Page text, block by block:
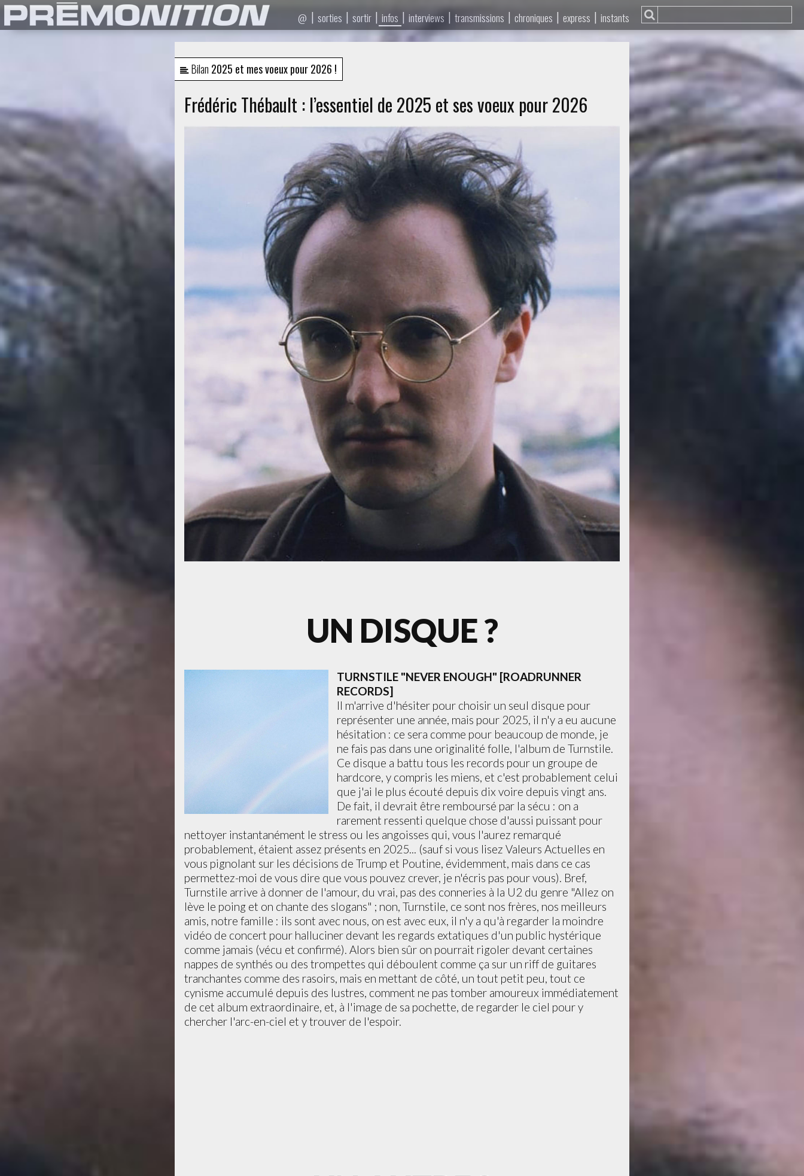
| sorties | sortir | infos | interviews | transmissions | chroniques | express | instants
@
Bilan 2025 et mes voeux pour 2026 !
Frédéric Thébault : l’essentiel de 2025 et ses voeux pour 2026
UN DISQUE ?
TURNSTILE "NEVER ENOUGH" [ROADRUNNER
RECORDS]
Il m'arrive d'hésiter pour choisir un seul disque pour
représenter une année, mais pour 2025, il n'y a eu aucune
hésitation : ce sera comme pour beaucoup de monde, je
ne fais pas dans une originalité folle, l'album de Turnstile.
Ce disque a battu tous les records pour un groupe de
hardcore, y compris les miens, et c'est probablement celui
que j'ai le plus écouté depuis dix voire depuis vingt ans.
De fait, il devrait être remboursé par la sécu : on a
rarement ressenti quelque chose d'aussi puissant pour
nettoyer instantanément le stress ou les angoisses qui, vous l'aurez remarqué
probablement, étaient assez présents en 2025... (sauf si vous lisez Valeurs Actuelles en
vous pignolant sur les décisions de Trump et Poutine, évidemment, mais dans ce cas
permettez-moi de vous dire que vous pouvez crever, je n'écris pas pour vous). Bref,
Turnstile arrive à donner de l'amour, du vrai, pas des conneries à la U2 du genre "Allez on
lève le poing et on chante des slogans" ; non, Turnstile, ce sont nos frères, nos meilleurs
amis, notre famille : ils sont avec nous, on est avec eux, il n'y a qu'à regarder la moindre
vidéo de concert pour halluciner devant les regards extatiques d'un public hystérique
comme jamais (vécu et confirmé). Alors bien sûr on pourrait rigoler devant certaines
nappes de synthés ou des trompettes qui déboulent comme ça sur un riff de guitares
tranchantes comme des rasoirs, mais en mettant de côté, un tout petit peu, tout ce
cynisme accumulé depuis des lustres, comment ne pas tomber amoureux immédiatement
de cet album extraordinaire, et, à l'image de sa pochette, de regarder le ciel pour y
chercher l'arc-en-ciel et y trouver de l'espoir.